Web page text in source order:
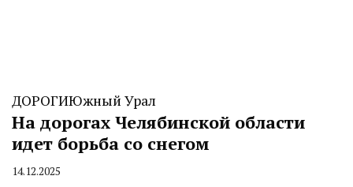
ДОРОГИЮжный Урал
На дорогах Челябинской области
идет борьба со снегом
By
14.12.2025